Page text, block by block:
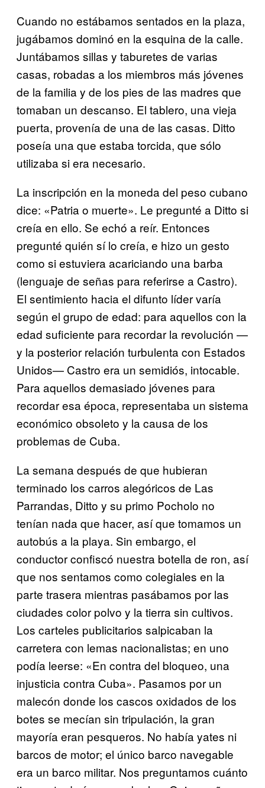
Cuando no estábamos sentados en la plaza,
jugábamos dominó en la esquina de la calle.
Juntábamos sillas y taburetes de varias
casas, robadas a los miembros más jóvenes
de la familia y de los pies de las madres que
tomaban un descanso. El tablero, una vieja
puerta, provenía de una de las casas. Ditto
poseía una que estaba torcida, que sólo
utilizaba si era necesario.
La inscripción en la moneda del peso cubano
dice: «Patria o muerte». Le pregunté a Ditto si
creía en ello. Se echó a reír. Entonces
pregunté quién sí lo creía, e hizo un gesto
como si estuviera acariciando una barba
(lenguaje de señas para referirse a Castro).
El sentimiento hacia el difunto líder varía
según el grupo de edad: para aquellos con la
edad suficiente para recordar la revolución —
y la posterior relación turbulenta con Estados
Unidos— Castro era un semidiós, intocable.
Para aquellos demasiado jóvenes para
recordar esa época, representaba un sistema
económico obsoleto y la causa de los
problemas de Cuba.
La semana después de que hubieran
terminado los carros alegóricos de Las
Parrandas, Ditto y su primo Pocholo no
tenían nada que hacer, así que tomamos un
autobús a la playa. Sin embargo, el
conductor confiscó nuestra botella de ron, así
que nos sentamos como colegiales en la
parte trasera mientras pasábamos por las
ciudades color polvo y la tierra sin cultivos.
Los carteles publicitarios salpicaban la
carretera con lemas nacionalistas; en uno
podía leerse: «En contra del bloqueo, una
injusticia contra Cuba». Pasamos por un
malecón donde los cascos oxidados de los
botes se mecían sin tripulación, la gran
mayoría eran pesqueros. No había yates ni
barcos de motor; el único barco navegable
era un barco militar. Nos preguntamos cuánto